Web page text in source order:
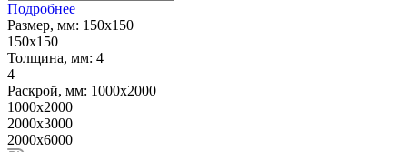
Подробнее
Размер, мм: 150х150
150х150
Толщина, мм: 4
4
Раскрой, мм: 1000х2000
1000х2000
2000х3000
2000х6000